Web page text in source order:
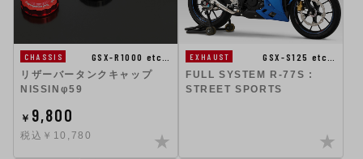
CHASSIS
GSX-R1000 etc…
リザーバータンクキャップ
NISSINφ59
￥ 9,800
税込￥10,780
EXHAUST
GSX-S125 etc…
FULL SYSTEM R-77S :
STREET SPORTS